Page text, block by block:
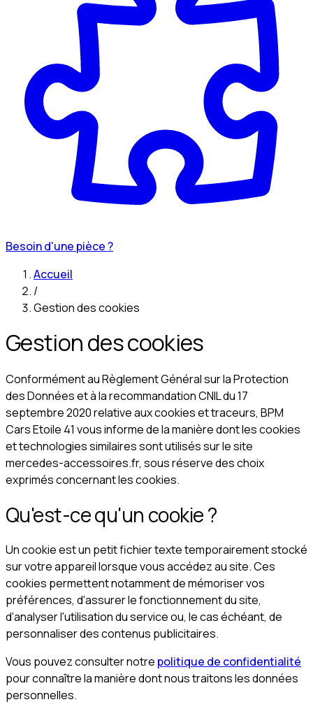
Besoin d'une pièce ?
Accueil
/
Gestion des cookies
Gestion des cookies
Conformément au Règlement Général sur la Protection
des Données et à la recommandation CNIL du 17
septembre 2020 relative aux cookies et traceurs, BPM
Cars Etoile 41 vous informe de la manière dont les cookies
et technologies similaires sont utilisés sur le site
mercedes-accessoires.fr, sous réserve des choix
exprimés concernant les cookies.
Qu'est-ce qu'un cookie ?
Un cookie est un petit fichier texte temporairement stocké
sur votre appareil lorsque vous accédez au site. Ces
cookies permettent notamment de mémoriser vos
préférences, d'assurer le fonctionnement du site,
d'analyser l'utilisation du service ou, le cas échéant, de
personnaliser des contenus publicitaires.
Vous pouvez consulter notre politique de confidentialité
pour connaître la manière dont nous traitons les données
personnelles.